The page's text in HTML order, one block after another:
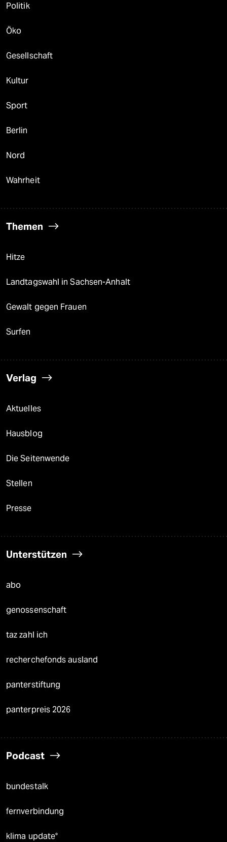
Politik
Öko
Gesellschaft
Kultur
Sport
Berlin
Nord
Wahrheit
Themen
Hitze
Landtagswahl in Sachsen-Anhalt
Gewalt gegen Frauen
Surfen
Verlag
Aktuelles
Hausblog
Die Seitenwende
Stellen
Presse
Unterstützen
abo
genossenschaft
taz zahl ich
recherchefonds ausland
panterstiftung
panterpreis 2026
Podcast
bundestalk
fernverbindung
klima update°